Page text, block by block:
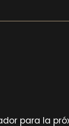
para la